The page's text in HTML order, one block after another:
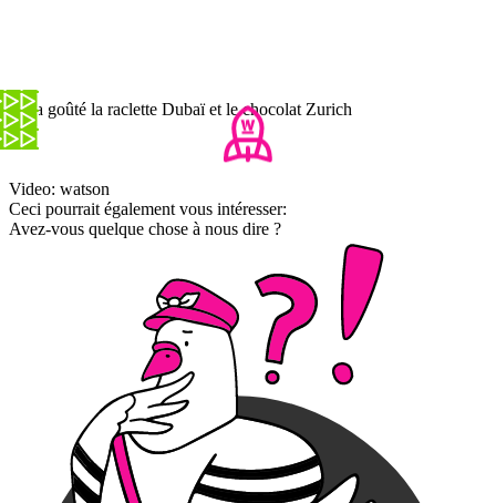
On a goûté la raclette Dubaï et le chocolat Zurich
Video: watson
Ceci pourrait également vous intéresser:
Avez-vous quelque chose à nous dire ?